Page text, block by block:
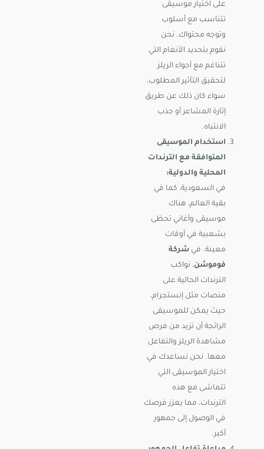
على اختيار موسيقى
تتناسب مع أسلوب
وتوجه محتواك. نحن
نقوم بتحديد الأنغام التي
تتناغم مع أجواء الريلز
لتحقيق التأثير المطلوب،
سواء كان ذلك عن طريق
إثارة المشاعر أو جذب
الانتباه.
استخدام الموسيقى
المتوافقة مع الترندات
المحلية والدولية:
في السعودية، كما في
بقية العالم، هناك
موسيقى وأغاني تحظى
بشعبية في أوقات
معينة. في شركة
فوموشن، نواكب
الترندات الحالية على
منصات مثل إنستجرام،
حيث يمكن للموسيقى
الرائجة أن تزيد من فرص
مشاهدة الريلز والتفاعل
معها. نحن نساعدك في
اختيار الموسيقى التي
تتماشى مع هذه
الترندات، مما يعزز فرصك
في الوصول إلى جمهور
أكبر.